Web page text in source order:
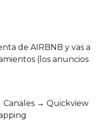
de AIRBNB y vas a
(los anuncios
Canales → Quickview